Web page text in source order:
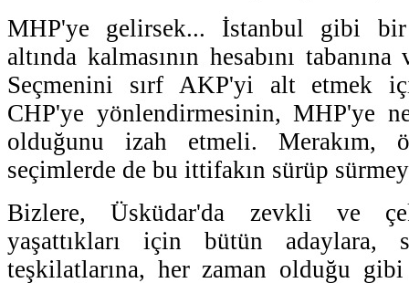
MHP'ye gelirsek... İstanbul gibi
altında kalmasının hesabını
Seçmenini sırf AKP'yi alt etmek
CHP'ye yönlendirmesinin, MHP'ye
olduğunu izah etmeli. Merakım,
seçimlerde de bu ittifakın sürüp
Bizlere, Üsküdar'da zevkli ve
yaşattıkları için bütün adaylara,
teşkilatlarına, her zaman olduğu gibi